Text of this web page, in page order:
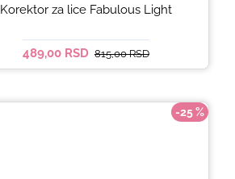
Korektor za lice Fabulous Light
489,00 RSD 815,00 RSD
-25 %